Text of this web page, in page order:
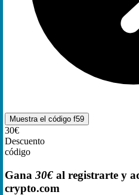
Muestra el código f59
30€
Descuento
código
Gana 30€ al registrarte y
crypto.com